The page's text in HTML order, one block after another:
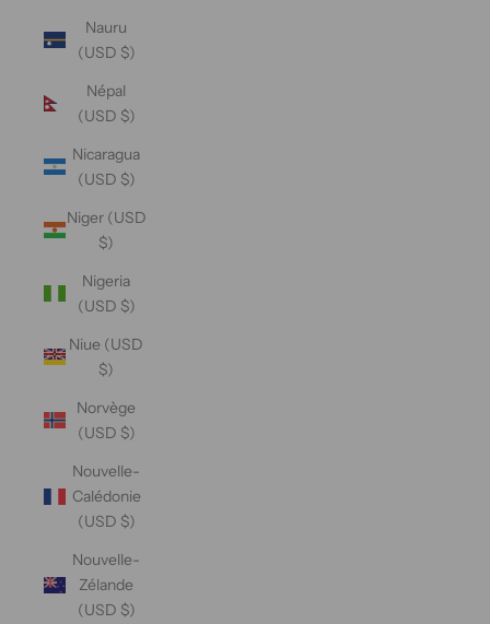
Nauru
(USD $)
Népal
(USD $)
Nicaragua
(USD $)
Niger (USD
$)
Nigeria
(USD $)
Niue (USD
$)
Norvège
(USD $)
Nouvelle-
Calédonie
(USD $)
Nouvelle-
Zélande
(USD $)